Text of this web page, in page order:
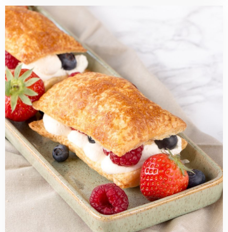
Read
more
about
Makkelijk
bladerdeeg
gebakje
met
vers
fruit